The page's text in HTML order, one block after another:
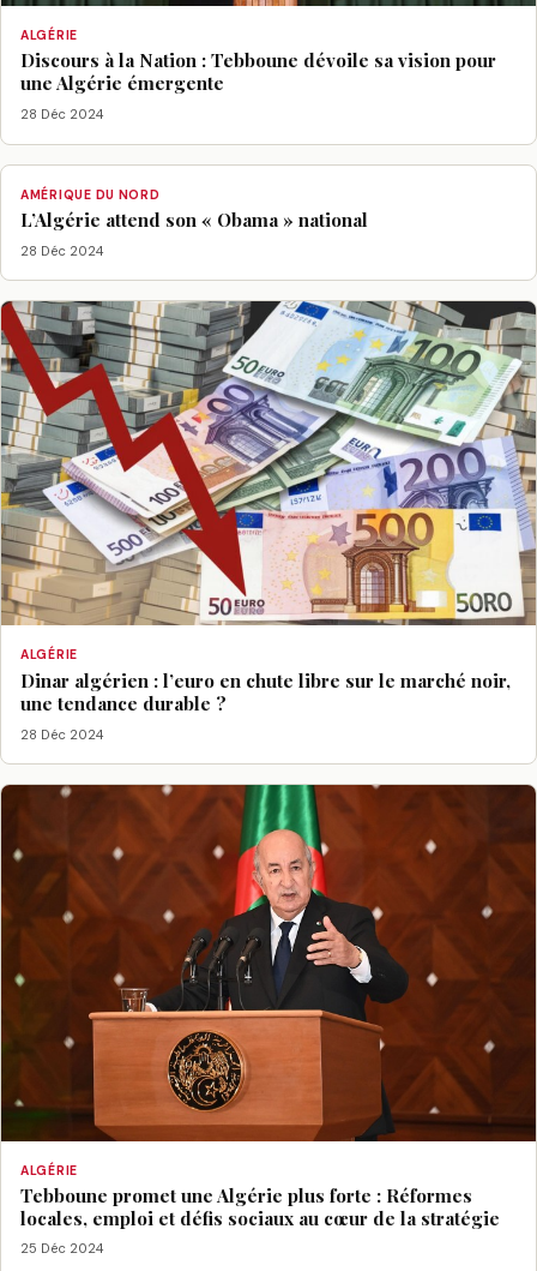
ALGÉRIE
Discours à la Nation : Tebboune dévoile sa vision pour
une Algérie émergente
28 Déc 2024
AMÉRIQUE DU NORD
L’Algérie attend son « Obama » national
28 Déc 2024
ALGÉRIE
Dinar algérien : l’euro en chute libre sur le marché noir,
une tendance durable ?
28 Déc 2024
ALGÉRIE
Tebboune promet une Algérie plus forte : Réformes
locales, emploi et défis sociaux au cœur de la stratégie
25 Déc 2024